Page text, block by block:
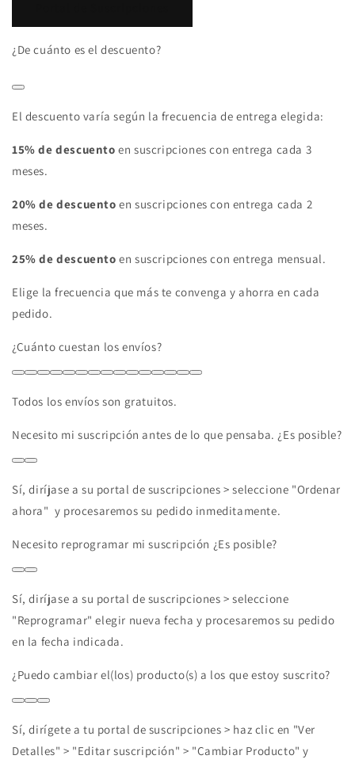
¿De cuánto es el descuento?
El descuento varía según la frecuencia de entrega elegida:
15% de descuento en suscripciones con entrega cada 3
meses.
20% de descuento en suscripciones con entrega cada 2
meses.
25% de descuento en suscripciones con entrega mensual.
Elige la frecuencia que más te convenga y ahorra en cada
pedido.
¿Cuánto cuestan los envíos?
Todos los envíos son gratuitos.
Necesito mi suscripción antes de lo que pensaba. ¿Es posible?
Sí, diríjase a su portal de suscripciones > seleccione "Ordenar
ahora" y procesaremos su pedido inmeditamente.
Necesito reprogramar mi suscripción ¿Es posible?
Sí, diríjase a su portal de suscripciones > seleccione
"Reprogramar" elegir nueva fecha y procesaremos su pedido
en la fecha indicada.
¿Puedo cambiar el(los) producto(s) a los que estoy suscrito?
Sí, dirígete a tu portal de suscripciones > haz clic en "Ver
Detalles" > "Editar suscripción" > "Cambiar Producto" y